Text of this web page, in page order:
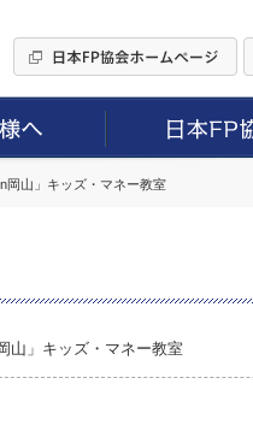
岡山」キッズ・マネー教室
山」キッズ・マネー教室